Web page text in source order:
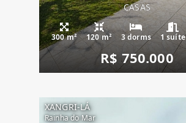
CASAS
300 m² 120 m² 3 dorms 1 suíte
R$ 750.000
XANGRI-LÁ
Rainha do Mar